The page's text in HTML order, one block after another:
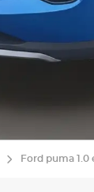
Ford puma 1.0